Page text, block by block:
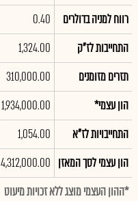
רווח למניה בדולרים
0.40
התחייבות לז"ק
1,324.00
תזרים מזומנים
310,000.00
הון עצמי*
1,934,000.00
התחייבויות לז"א
1,054.00
הון עצמי לסך המאזן 4,312,000.00
*ההון העצמי מוצג ללא זכויות מיעוט